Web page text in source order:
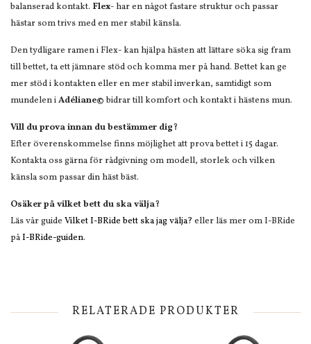
balanserad kontakt. Flex- har en något fastare struktur och passar
hästar som trivs med en mer stabil känsla.
Den tydligare ramen i Flex- kan hjälpa hästen att lättare söka sig fram
till bettet, ta ett jämnare stöd och komma mer på hand. Bettet kan ge
mer stöd i kontakten eller en mer stabil inverkan, samtidigt som
mundelen iAdéliane© bidrar till komfort och kontakt i hästens mun.
Vill du prova innan du bestämmer dig?
Efter överenskommelse finns möjlighet att prova bettet i 15 dagar.
Kontakta oss gärna för rådgivning om modell, storlek och vilken
känsla som passar din häst bäst.
Osäker på vilket bett du ska välja?
Läs vår guide Vilket I-BRide bett ska jag välja? eller läs mer om I-BRide
påI-BRide-guiden.
RELATERADE PRODUKTER